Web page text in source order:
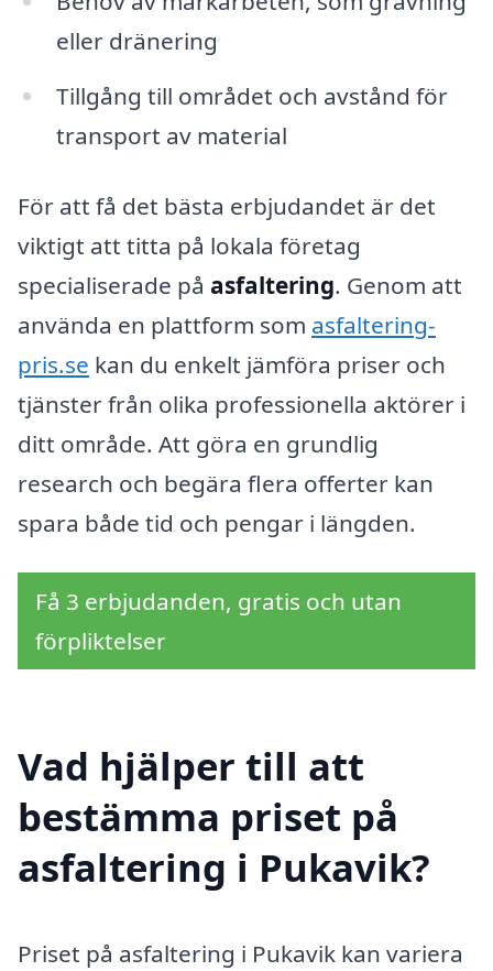
eller dränering
Tillgång till området och avstånd för
transport av material
För att få det bästa erbjudandet är det
viktigt att titta på lokala företag
specialiserade på asfaltering. Genom att
använda en plattform som asfaltering-
pris.se kan du enkelt jämföra priser och
tjänster från olika professionella aktörer i
ditt område. Att göra en grundlig
research och begära flera offerter kan
spara både tid och pengar i längden.
Få 3 erbjudanden, gratis och utan
förpliktelser
Vad hjälper till att
bestämma priset på
asfaltering i Pukavik?
Priset på asfaltering i Pukavik kan variera